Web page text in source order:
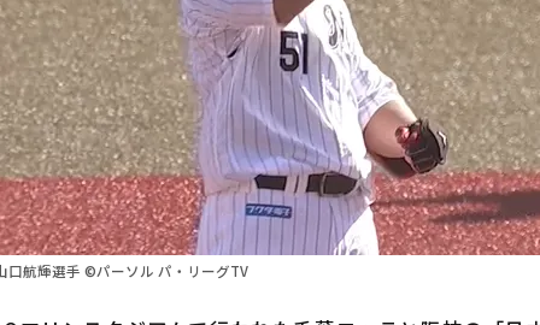
口航輝選手 ©パーソル パ・リーグTV